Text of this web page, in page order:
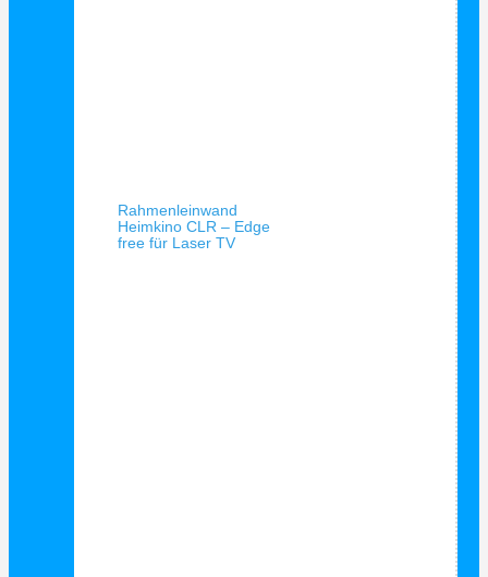
Rahmenleinwand
Heimkino CLR – Edge
free für Laser TV